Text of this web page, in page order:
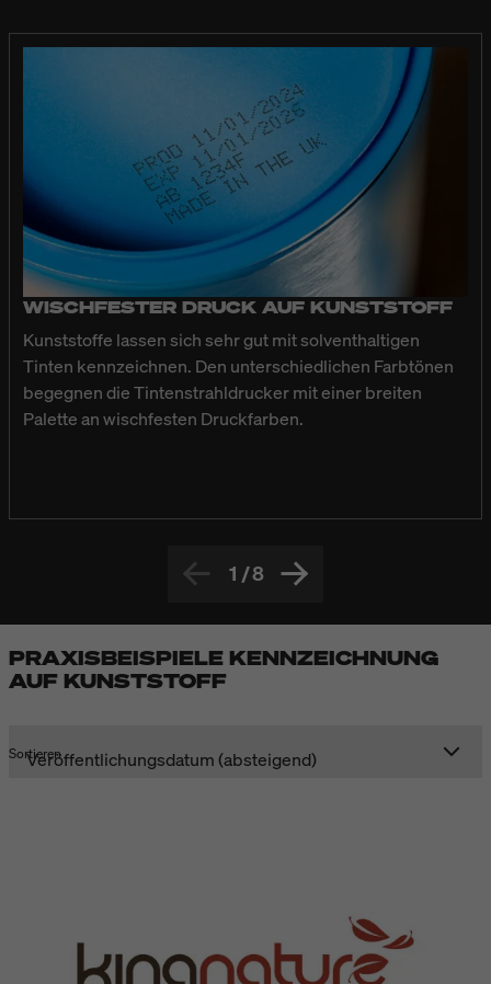
WISCHFESTER DRUCK AUF KUNSTSTOFF
Kunststoffe lassen sich sehr gut mit solventhaltigen
Tinten kennzeichnen. Den unterschiedlichen Farbtönen
begegnen die Tintenstrahldrucker mit einer breiten
Palette an wischfesten Druckfarben.
1 /8
PRAXISBEISPIELE KENNZEICHNUNG
AUF KUNSTSTOFF
Sortieren